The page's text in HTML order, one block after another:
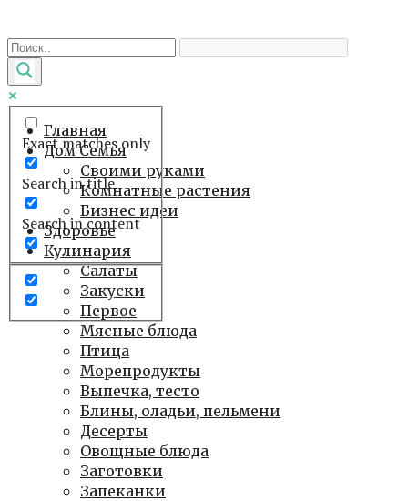
к
контенту
Exact matches only
Search in title
Search in content
Главная
Дом Семья
Своими руками
Комнатные растения
Бизнес идеи
Здоровье
Кулинария
Салаты
Закуски
Первое
Мясные блюда
Птица
Морепродукты
Выпечка, тесто
Блины, оладьи, пельмени
Десерты
Овощные блюда
Заготовки
Запеканки